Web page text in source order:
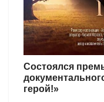
Состоялся
герой!»